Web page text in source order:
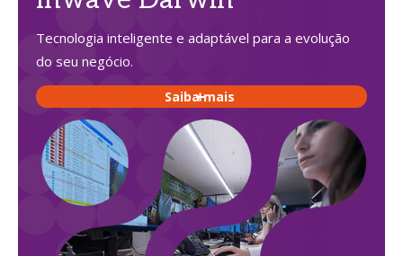
Tecnologia inteligente e adaptável para a evolução
do seu negócio.
Saiba mais